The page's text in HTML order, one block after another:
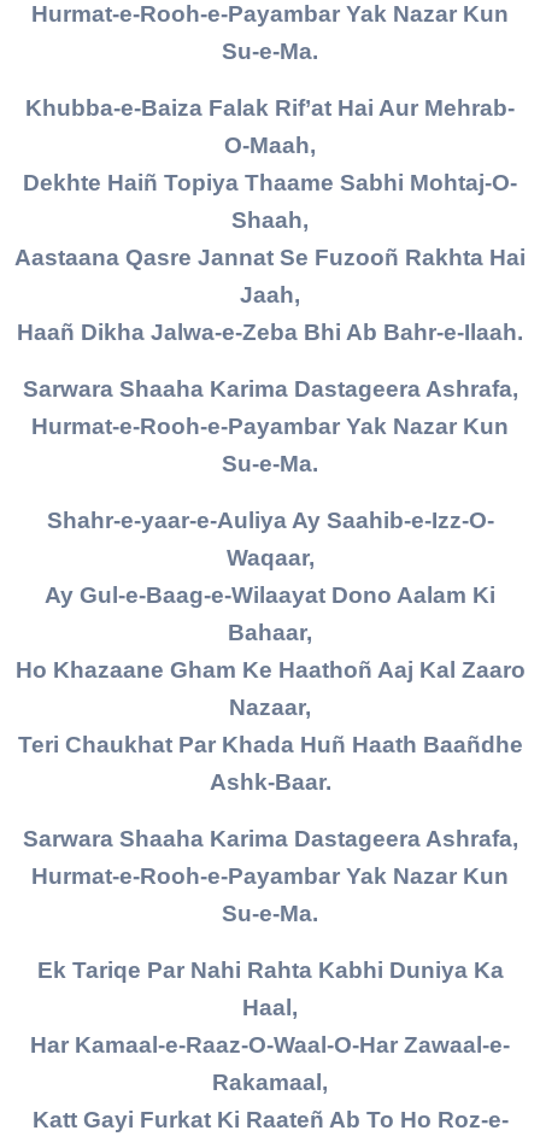
Hurmat-e-Rooh-e-Payambar Yak Nazar Kun
Su-e-Ma.
Khubba-e-Baiza Falak Rif’at Hai Aur Mehrab-
O-Maah,
Dekhte Haiñ Topiya Thaame Sabhi Mohtaj-O-
Shaah,
Aastaana Qasre Jannat Se Fuzooñ Rakhta Hai
Jaah,
Haañ Dikha Jalwa-e-Zeba Bhi Ab Bahr-e-Ilaah.
Sarwara Shaaha Karima Dastageera Ashrafa,
Hurmat-e-Rooh-e-Payambar Yak Nazar Kun
Su-e-Ma.
Shahr-e-yaar-e-Auliya Ay Saahib-e-Izz-O-
Waqaar,
Ay Gul-e-Baag-e-Wilaayat Dono Aalam Ki
Bahaar,
Ho Khazaane Gham Ke Haathoñ Aaj Kal Zaaro
Nazaar,
Teri Chaukhat Par Khada Huñ Haath Baañdhe
Ashk-Baar.
Sarwara Shaaha Karima Dastageera Ashrafa,
Hurmat-e-Rooh-e-Payambar Yak Nazar Kun
Su-e-Ma.
Ek Tariqe Par Nahi Rahta Kabhi Duniya Ka
Haal,
Har Kamaal-e-Raaz-O-Waal-O-Har Zawaal-e-
Rakamaal,
Katt Gayi Furkat Ki Raateñ Ab To Ho Roz-e-